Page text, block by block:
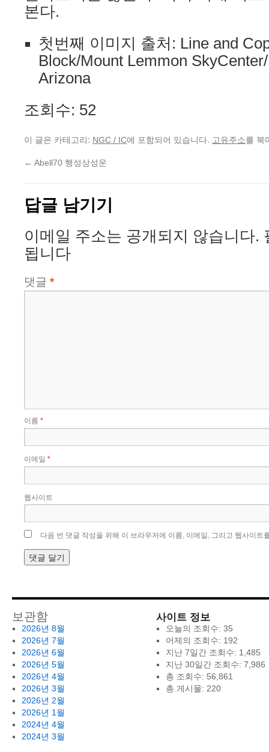
본다.
첫번째 이미지 출처: Line and
Block/Mount Lemmon
Arizona
조회수: 52
이 글은 카테고리: NGC / IC에 포함되어 있습니다. 고유주소를 북
← Abell70 행성상성운
답글 남기기
이메일 주소는 공개되지 않습니다.
됩니다
댓글 *
이름 *
이메일 *
웹사이트
다음 번 댓글 작성을 위해 이 브라우저에 이름, 이메일, 그리고 웹사이트
보관함
2026년 8월
2026년 7월
2026년 6월
2026년 5월
2026년 4월
2026년 3월
2026년 2월
2026년 1월
2024년 4월
2024년 3월
사이트 정보
오늘의 조회수: 35
어제의 조회수: 192
지난 7일간 조회수: 1,485
지난 30일간 조회수: 7,986
총 조회수: 56,861
총 게시물: 220